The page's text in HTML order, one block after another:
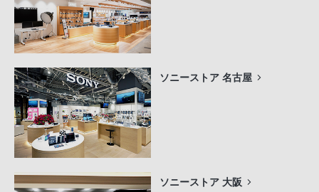
ソニーストア 名古屋
ソニーストア 大阪